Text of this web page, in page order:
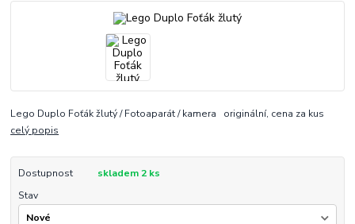
Lego Duplo Foťák žlutý / Fotoaparát / kamera originální, cena za kus
celý popis
Dostupnost
skladem 2 ks
Stav